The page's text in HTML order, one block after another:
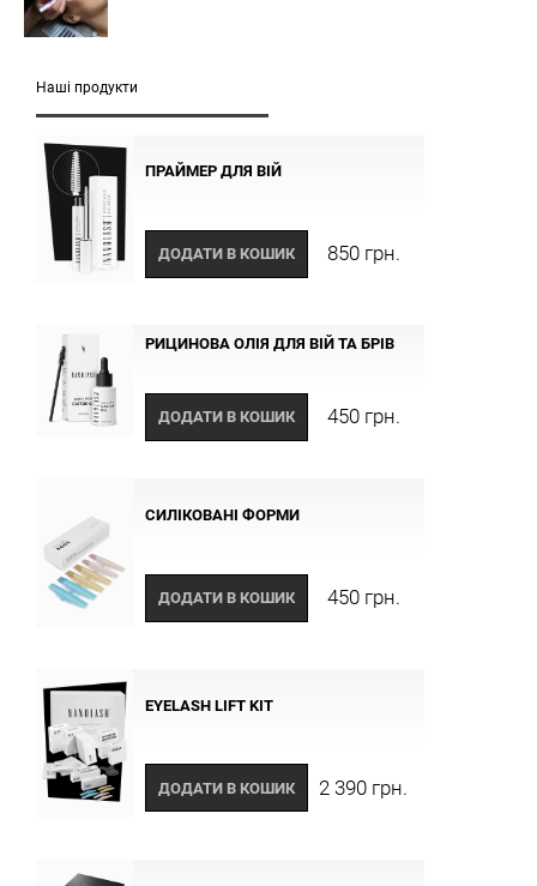
Наші продукти
ПРАЙМЕР ДЛЯ ВІЙ
ДОДАТИ В КОШИК 850 грн.
РИЦИНОВА ОЛІЯ ДЛЯ ВІЙ ТА БРІВ
ДОДАТИ В КОШИК 450 грн.
СИЛІКОВАНІ ФОРМИ
ДОДАТИ В КОШИК 450 грн.
EYELASH LIFT KIT
ДОДАТИ В КОШИК 2 390 грн.